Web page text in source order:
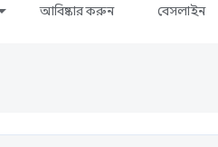
আবিষ্কার করুন বেসলাইন